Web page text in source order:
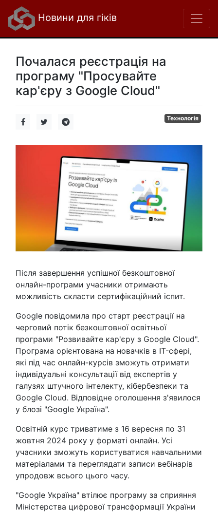
Новини для гіків
Почалася реєстрація на
програму "Просувайте
кар'єру з Google Cloud"
Технологія
Після завершення успішної безкоштовної
онлайн-програми учасники отримають
можливість скласти сертифікаційний іспит.
Google повідомила про старт реєстрації на
черговий потік безкоштовної освітньої
програми "Розвивайте кар'єру з Google Cloud".
Програма орієнтована на новачків в IT-сфері,
які під час онлайн-курсів зможуть отримати
індивідуальні консультації від експертів у
галузях штучного інтелекту, кібербезпеки та
Google Cloud. Відповідне оголошення з'явилося
у блозі "Google Україна".
Освітній курс триватиме з 16 вересня по 31
жовтня 2024 року у форматі онлайн. Усі
учасники зможуть користуватися навчальними
матеріалами та переглядати записи вебінарів
упродовж всього цього часу.
"Google Україна" втілює програму за сприяння
Міністерства цифрової трансформації України